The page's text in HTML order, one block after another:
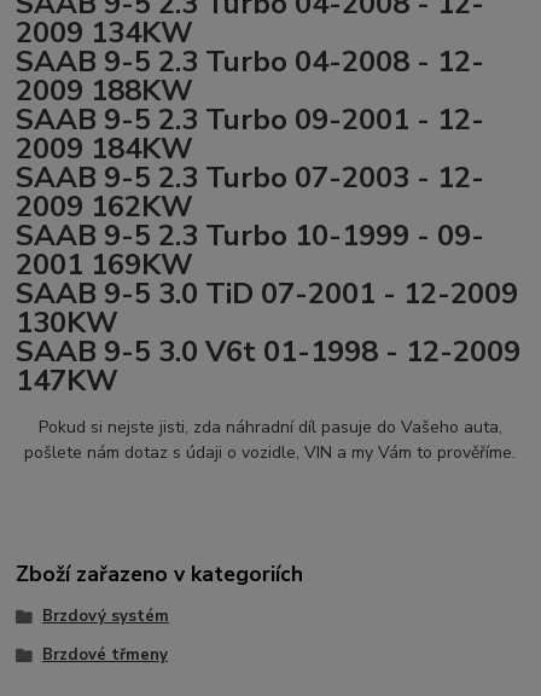
2009 134KW
SAAB 9-5 2.3 Turbo 04-2008 - 12-
2009 188KW
SAAB 9-5 2.3 Turbo 09-2001 - 12-
2009 184KW
SAAB 9-5 2.3 Turbo 07-2003 - 12-
2009 162KW
SAAB 9-5 2.3 Turbo 10-1999 - 09-
2001 169KW
SAAB 9-5 3.0 TiD 07-2001 - 12-2009
130KW
SAAB 9-5 3.0 V6t 01-1998 - 12-2009
147KW
Pokud si nejste jisti, zda náhradní díl pasuje do Vašeho auta,
pošlete nám dotaz s údaji o vozidle, VIN a my Vám to prověříme.
Zboží zařazeno v kategoriích
Brzdový systém
Brzdové třmeny